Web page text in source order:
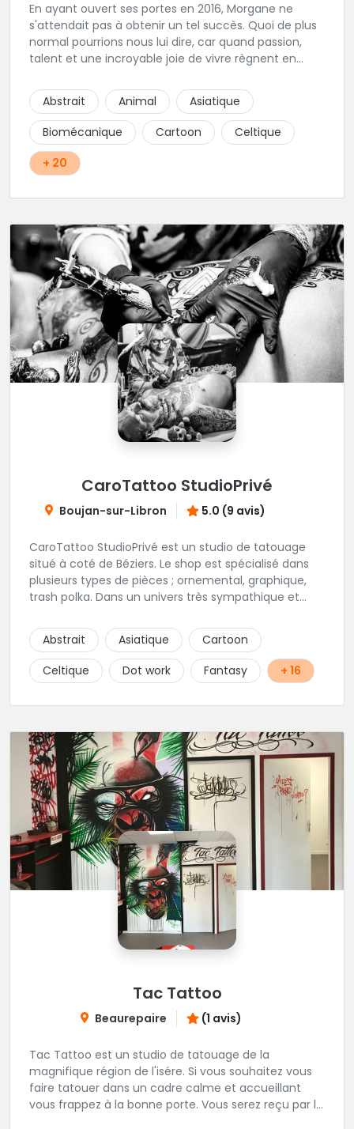
En ayant ouvert ses portes en 2016, Morgane ne
s'attendait pas à obtenir un tel succès. Quoi de plus
normal pourrions nous lui dire, car quand passion,
talent et une incroyable joie de vivre règnent en
personnes pointer le bout de leurs nez. Si le tatouage
n'est pas l'unique corde qu'elle possède à son arc,
c'est assurément une de ses spécialités! Oldschool,
Dotwork, et autres Ornementaux, ce shop vous
propose des tatouages aux motifs originaux et au
traits assurés conçus spécialement pour vous, que
obligatoire dans ce shop privé. Une très belle adresse
où l'on sait accueillir, hygiène impeccable, que
demander de plus?
Abstrait Animal
Asiatique
Biomécanique
Cartoon
Celtique
+ 20
CaroTattoo StudioPrivé
Boujan-sur-Libron 5.0 (9 avis)
CaroTattoo StudioPrivé est un studio de tatouage
situé à coté de Béziers. Le shop est spécialisé dans
plusieurs types de pièces ; ornemental, graphique,
trash polka. Dans un univers très sympathique et
tatouage. N'hésitez pas, contactez-les et vous n'en
serez que ravi !!
Abstrait Asiatique
Cartoon
Celtique
Dot work Fantasy + 16
Tac Tattoo
Beaurepaire (1 avis)
Tac Tattoo est un studio de tatouage de la
magnifique région de l'isére. Si vous souhaitez vous
faire tatouer dans un cadre calme et accueillant
vous frappez à la bonne porte. Vous serez reçu par le